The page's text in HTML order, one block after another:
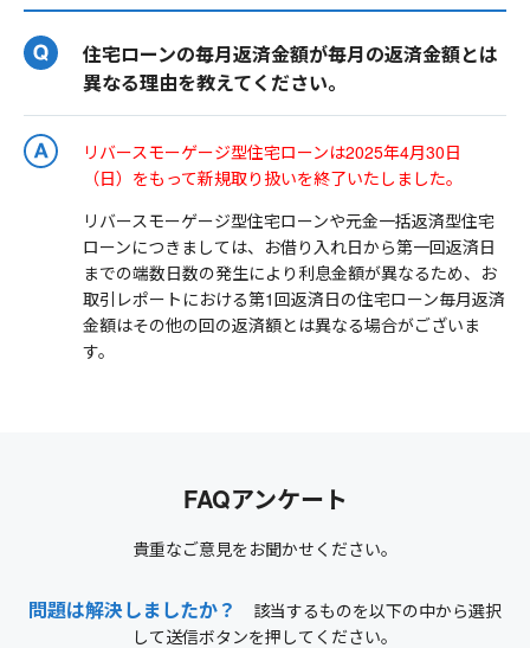
住宅ローンの毎月返済金額が毎月の返済金額とは
異なる理由を教えてください。
リバースモーゲージ型住宅ローンは2025年4月30日
（日）をもって新規取り扱いを終了いたしました。
リバースモーゲージ型住宅ローンや元金一括返済型住宅
ローンにつきましては、お借り入れ日から第一回返済日
までの端数日数の発生により利息金額が異なるため、お
取引レポートにおける第1回返済日の住宅ローン毎月返済
金額はその他の回の返済額とは異なる場合がございま
す。
FAQアンケート
貴重なご意見をお聞かせください。
問題は解決しましたか？
該当するものを以下の中から選択
して送信ボタンを押してください。